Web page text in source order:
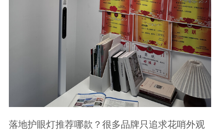
落地护眼灯推荐哪款？很多品牌只追求花哨外观